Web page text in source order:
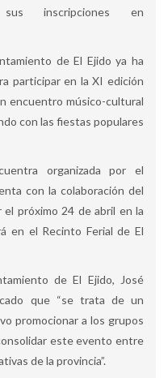
inscripciones en
de El Ejido ya ha
participar en la XI edición
encuentro músico-cultural
con las fiestas populares
organizada por el
con la colaboración del
el próximo 24 de abril en la
en el Recinto Ferial de El
de El Ejido, José
que “se trata de un
promocionar a los grupos
este evento entre
de la provincia”.